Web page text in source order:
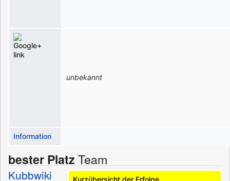
unbekannt
Information
bester Platz Team
Kurzübersicht der Erfolge
Kubbwiki